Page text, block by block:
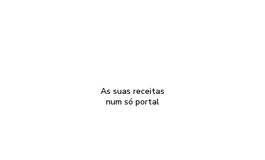
As suas receitas
num só portal